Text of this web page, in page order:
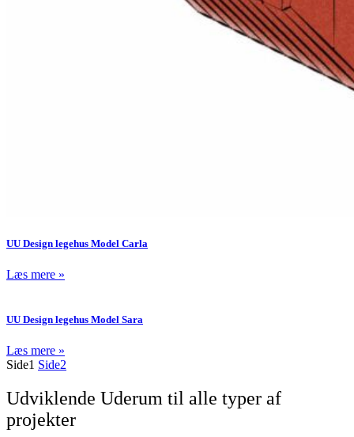
UU Design legehus Model Carla
Læs mere »
UU Design legehus Model Sara
Læs mere »
Side1 Side2
Udviklende Uderum til alle typer af
projekter